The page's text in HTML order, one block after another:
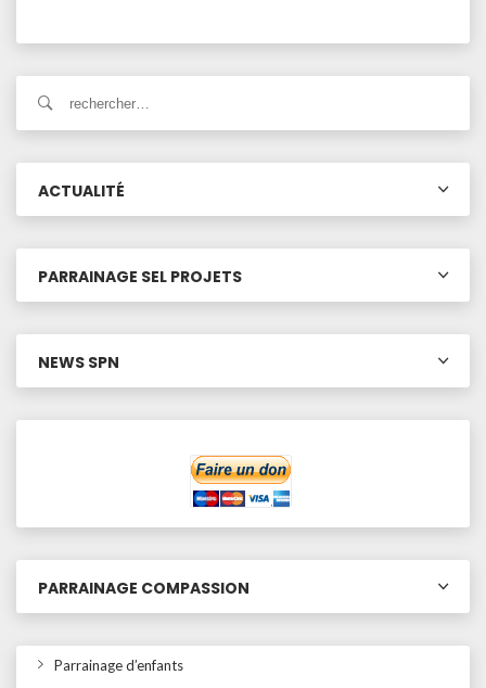
ACTUALITÉ
PARRAINAGE SEL PROJETS
NEWS SPN
PARRAINAGE COMPASSION
Parrainage d’enfants